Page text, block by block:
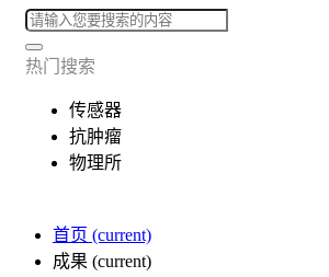
热门搜索
传感器
抗肿瘤
物理所
首页 (current)
成果 (current)